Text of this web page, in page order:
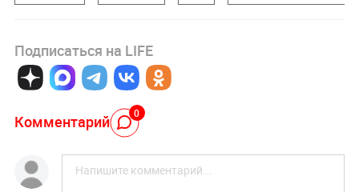
Подписаться на LIFE
Комментарий 0